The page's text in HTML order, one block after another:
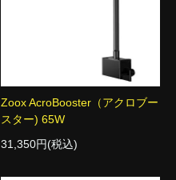
Zoox AcroBooster（アクロブー
スター) 65W
31,350円(税込)